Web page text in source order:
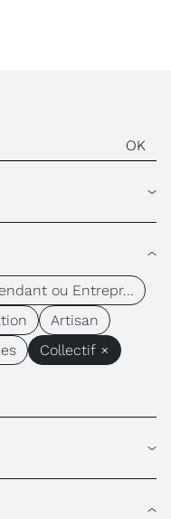
ou Entrepr...
Artisan
Collectif ×